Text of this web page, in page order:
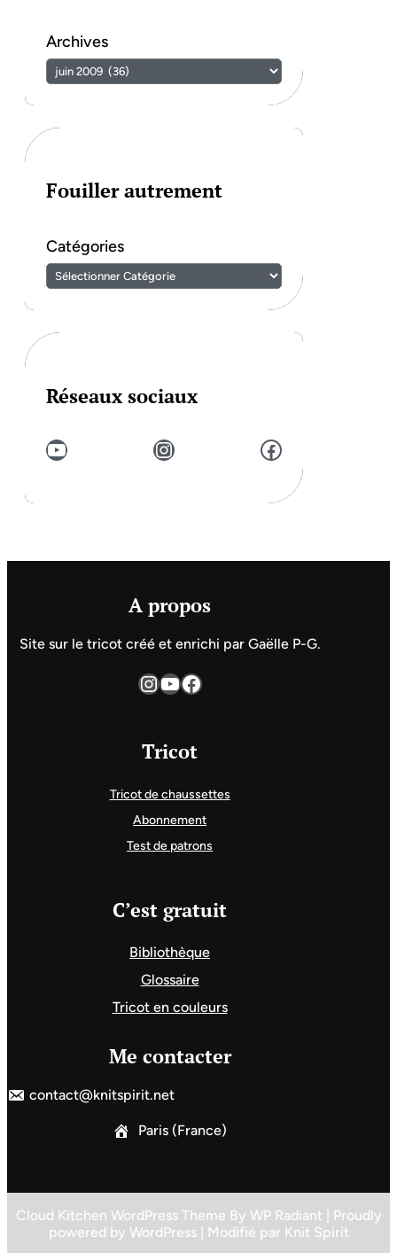
Archives
Fouiller autrement
Catégories
Réseaux sociaux
YouTube Instagram Facebook
A propos
Site sur le tricot créé et enrichi par Gaëlle P-G.
InstagramYouTube Facebook
Tricot
Tricot de chaussettes
Abonnement
Test de patrons
C’est gratuit
Bibliothèque
Glossaire
Tricot en couleurs
Me contacter
contact@knitspirit.net
Paris (France)
Cloud Kitchen WordPress Theme By WP Radiant | Proudly
powered by WordPress| Modifié par Knit Spirit